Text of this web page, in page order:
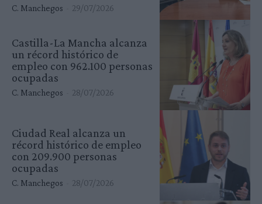
C. Manchegos 29/07/2026
Castilla-La Mancha alcanza
un récord histórico de
empleo con 962.100 personas
ocupadas
C. Manchegos 28/07/2026
Ciudad Real alcanza un
récord histórico de empleo
con 209.900 personas
ocupadas
C. Manchegos 28/07/2026